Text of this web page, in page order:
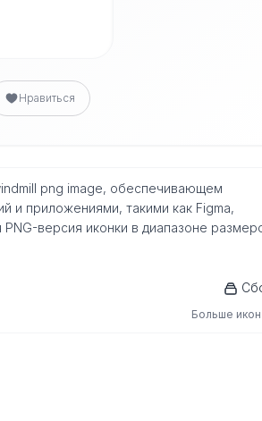
Нравиться
png image, обеспечивающем
и приложениями, такими как Figma,
версия иконки в диапазоне
Больше икон